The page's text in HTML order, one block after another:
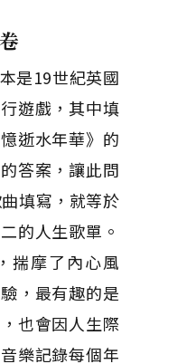
是19世紀英國
遊戲，其中填
逝水年華》的
答案，讓此問
填寫，就等於
的人生歌單。
揣摩了內心風
，最有趣的是
也會因人生際
樂記錄每個年